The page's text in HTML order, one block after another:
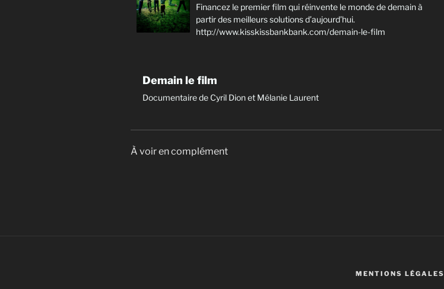
Financez le premier film qui réinvente le monde de demain à
partir des meilleurs solutions d’aujourd’hui.
http://www.kisskissbankbank.com/demain-le-film
Demain le film
Documentaire de Cyril Dion et Mélanie Laurent
À voir en complément
MENTIONS LÉGALES